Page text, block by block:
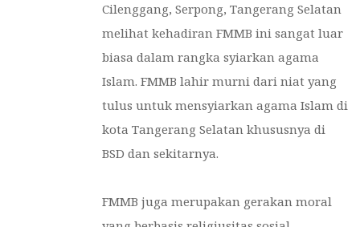
Cilenggang, Serpong, Tangerang Selatan
melihat kehadiran FMMB ini sangat luar
biasa dalam rangka syiarkan agama
Islam. FMMB lahir murni dari niat yang
tulus untuk mensyiarkan agama Islam di
kota Tangerang Selatan khususnya di
BSD dan sekitarnya.
FMMB juga merupakan gerakan moral